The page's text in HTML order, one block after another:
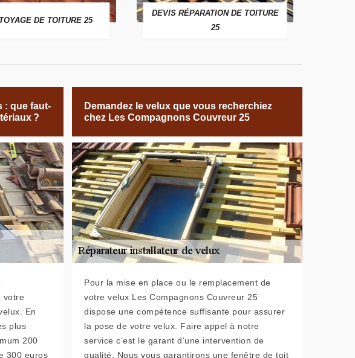
DE TOITURE 25
DEVIS RÉPARATION DE TOITURE
25
: que faut-
?
votre
En
plus
200
300 euros
Demandez le velux que vous recherchiez
chez Les Compagnons Couvreur 25
Pour la mise en place ou le remplacement de
votre velux Les Compagnons Couvreur 25
dispose une compétence suffisante pour assurer
la pose de votre velux. Faire appel à notre
service c’est le garant d’une intervention de
qualité. Nous vous garantirons une fenêtre de toit